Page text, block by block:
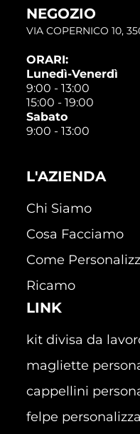
NEGOZIO
VIA COPERNICO 10,
ORARI:
Lunedì-Venerdì
9:00 - 13:00
15:00 - 19:00
Sabato
9:00 - 13:00
L'AZIENDA
Chi Siamo
Cosa Facciamo
Come
Ricamo
LINK
kit divisa da
magliette
cappellini
felpe